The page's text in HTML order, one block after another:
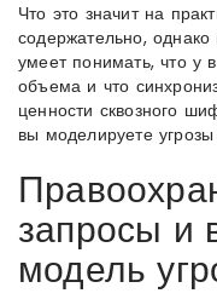
Что это значит на
содержательно,
умеет понимать, что у
объема и что
ценности сквозного
вы моделируете
запросы и
модель